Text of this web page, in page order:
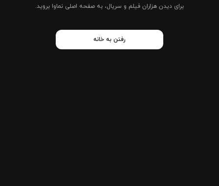
برای دیدن هزاران فیلم و سریال، به صفحه اصلی نماوا بروید.
رفتن به خانه